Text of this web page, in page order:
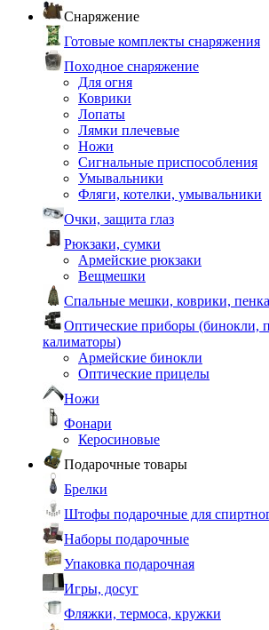
Снаряжение
Готовые комплекты снаряжения
Походное снаряжение
Для огня
Коврики
Лопаты
Лямки плечевые
Ножи
Сигнальные приспособления
Умывальники
Фляги, котелки, умывальники
Очки, защита глаз
Рюкзаки, сумки
Армейские рюкзаки
Вещмешки
Спальные мешки, коврики, пенка
Оптические приборы (бинокли,
калиматоры)
Армейские бинокли
Оптические прицелы
Ножи
Фонари
Керосиновые
Подарочные товары
Брелки
Штофы подарочные для
Наборы подарочные
Упаковка подарочная
Игры, досуг
Фляжки, термоса, кружки